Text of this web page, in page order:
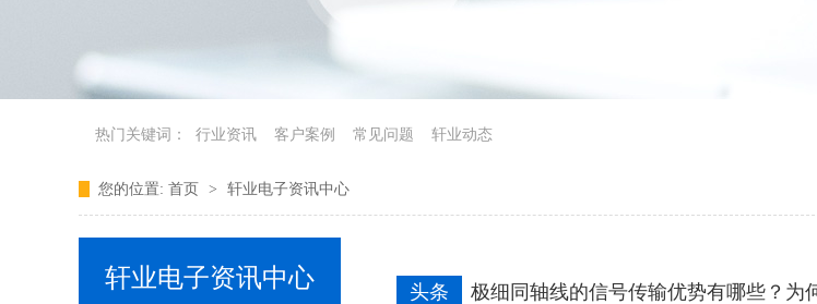
热门关键词： 行业资讯 客户案例 常见问题 轩业动态
您的位置: 首页 > 轩业电子资讯中心
轩业电子资讯中心 极细同轴线的信号传输优势有哪些？为
头条